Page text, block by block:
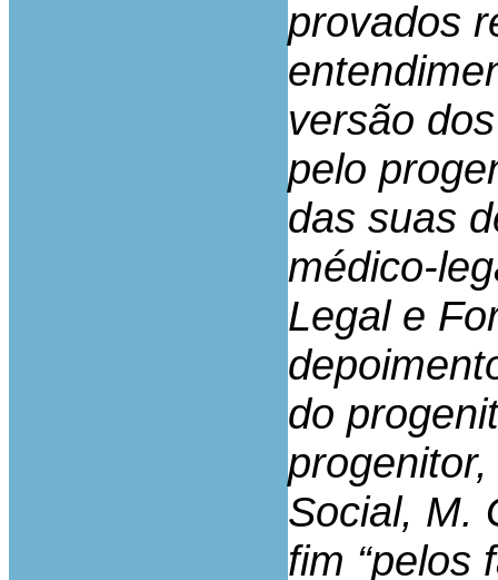
provados
versão
pelo
das suas
médico-
Legal e
do
Social, M.
fim “pelos